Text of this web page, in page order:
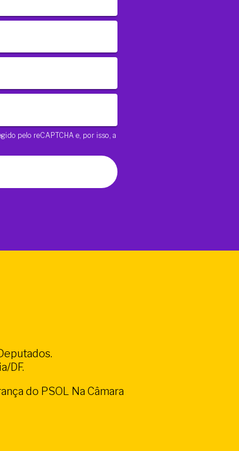
pelo reCAPTCHA e, por isso, a
DF.
do PSOL Na Câmara